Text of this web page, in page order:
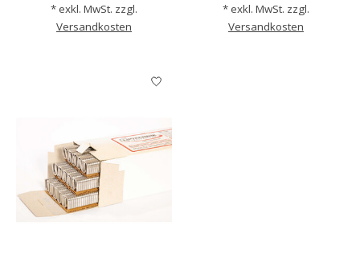
* exkl. MwSt. zzgl.
Versandkosten
* exkl. MwSt. zzgl.
Versandkosten